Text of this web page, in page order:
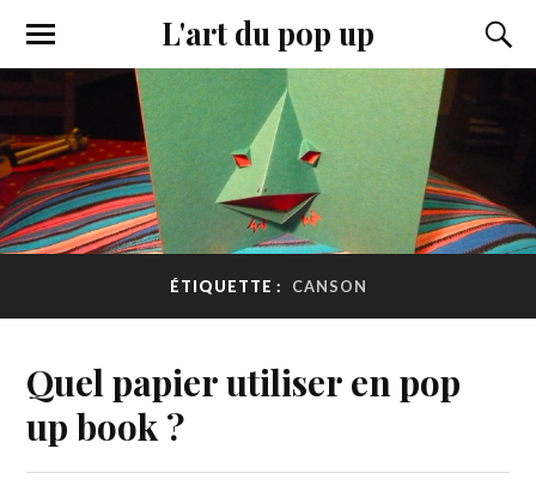
L'art du pop up
ÉTIQUETTE : CANSON
Quel papier utiliser en pop
up book ?